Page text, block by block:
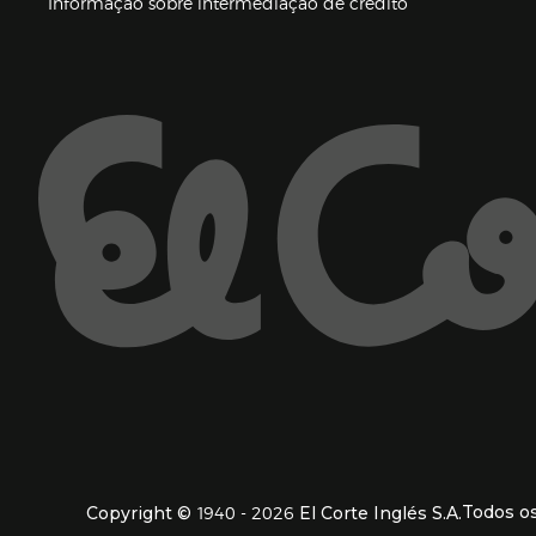
Copyright © 1940 - 2026 El Corte Inglés S.A.Todos